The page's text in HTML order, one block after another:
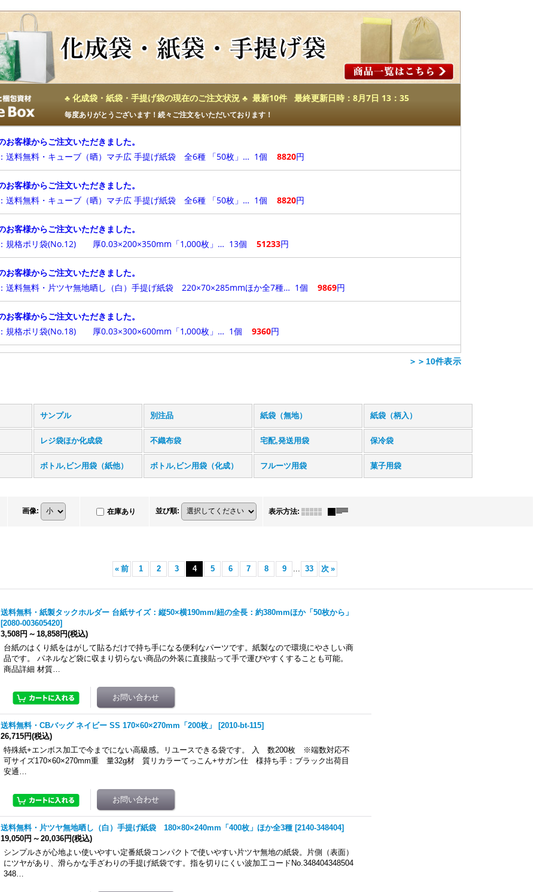
＞＞10件表示
サンプル 別注品 紙袋（無地） 紙袋（柄入）
レジ袋ほか化成袋 不織布袋 宅配,発送用袋 保冷袋
ボトル,ビン用袋（紙他） ボトル,ビン用袋（化成） フルーツ用袋 菓子用袋
画像: 在庫あり 並び順: 表示方法:
« 前 1 2 3 4 5 6 7 8 9 33 次 »
送料無料・紙製タックホルダー 台紙サイズ：縦50×横190mm/紐の全長：約380mmほか「50枚から」
[2080-003605420]
3,508円 ～ 18,858円(税込)
台紙のはくり紙をはがして貼るだけで持ち手になる便利なパーツです。紙製なので環境にやさしい商
品です。 パネルなど袋に収まり切らない商品の外装に直接貼って手で運びやすくすることも可能。
商品詳細 材質…
送料無料・CBバッグ ネイビー SS 170×60×270mm「200枚」 [2010-bt-115]
26,715円(税込)
特殊紙+エンボス加工で今までにない高級感。リユースできる袋です。 入 数200枚 ※端数対応不
可サイズ170×60×270mm重 量32g材 質リカラーてっこん+サガン仕 様持ち手：ブラック出荷目
安通…
送料無料・片ツヤ無地晒し（白）手提げ紙袋 180×80×240mm「400枚」ほか全3種 [2140-348404]
19,050円 ～ 20,036円(税込)
シンプルさが心地よい使いやすい定番紙袋コンパクトで使いやすい片ツヤ無地の紙袋。片側（表面）
にツヤがあり、滑らかな手ざわりの手提げ紙袋です。指を切りにくい波加工コードNo.348404348504
348…